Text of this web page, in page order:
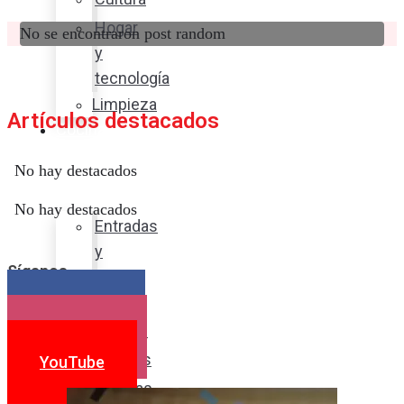
Hogar
y
tecnología
Limpieza
Cocina
sabor
Entradas
y
Postres
Bebidas
No se encontraron post random
Artículos destacados
No hay destacados
No hay destacados
Síganos
YouTube